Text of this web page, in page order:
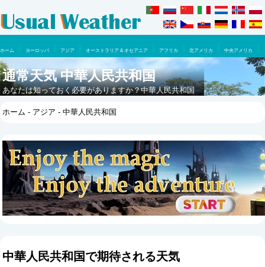
ホーム ヨーロッパ アジア オーストラリア & オセアニア アフリカ 北アメリカ
中央アメリカ
南アメリカ
通常天気 中華人民共和国
あなたは知っておく必要がありますか？中華人民共和国
何が期待できるでしょうか。
ホーム - アジア - 中華人民共和国
中華人民共和国で期待される天気